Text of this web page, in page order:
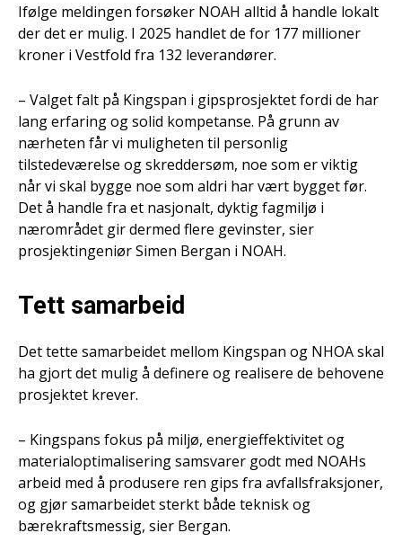
Ifølge meldingen forsøker NOAH alltid å handle lokalt
der det er mulig. I 2025 handlet de for 177 millioner
kroner i Vestfold fra 132 leverandører.
– Valget falt på Kingspan i gipsprosjektet fordi de har
lang erfaring og solid kompetanse. På grunn av
nærheten får vi muligheten til personlig
tilstedeværelse og skreddersøm, noe som er viktig
når vi skal bygge noe som aldri har vært bygget før.
Det å handle fra et nasjonalt, dyktig fagmiljø i
nærområdet gir dermed flere gevinster, sier
prosjektingeniør Simen Bergan i NOAH.
Tett samarbeid
Det tette samarbeidet mellom Kingspan og NHOA skal
ha gjort det mulig å definere og realisere de behovene
prosjektet krever.
– Kingspans fokus på miljø, energieffektivitet og
materialoptimalisering samsvarer godt med NOAHs
arbeid med å produsere ren gips fra avfallsfraksjoner,
og gjør samarbeidet sterkt både teknisk og
bærekraftsmessig, sier Bergan.